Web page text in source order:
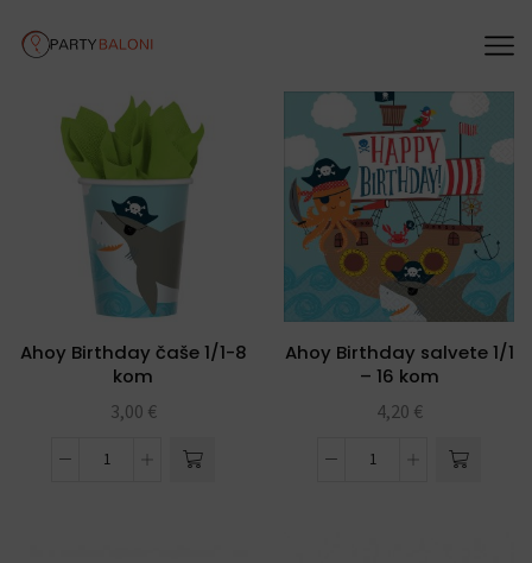
Ahoy Birthday čaše 1/1-8
kom
3,00 €
Ahoy Birthday salvete 1/1
– 16 kom
4,20 €